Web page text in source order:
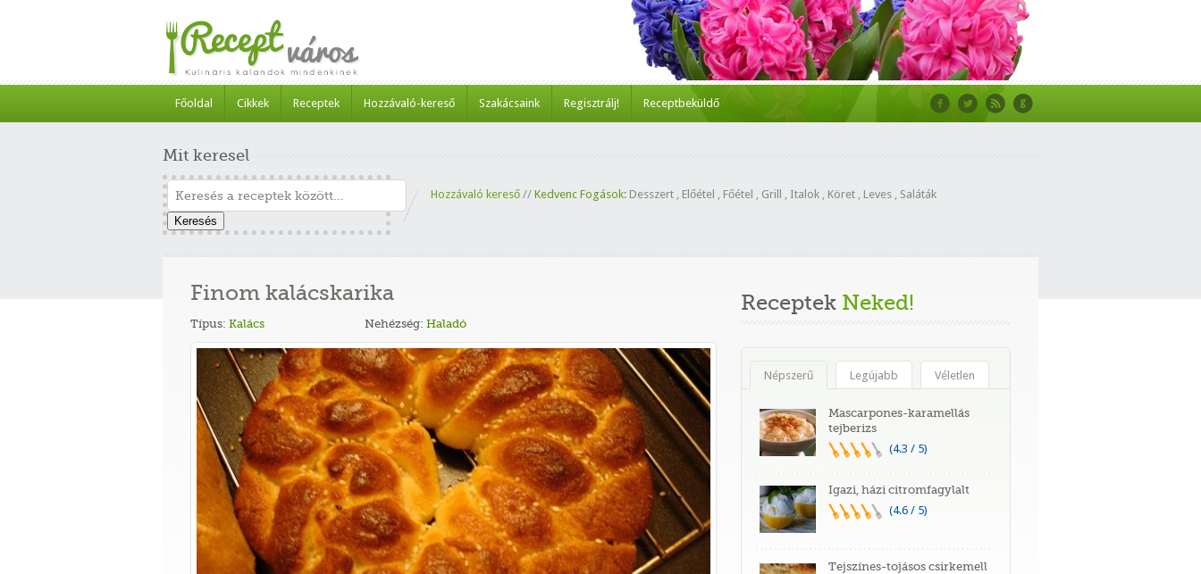
Főoldal Cikkek Receptek Hozzávaló-kereső Szakácsaink Regisztrálj! Receptbeküldő
Mit keresel
Keresés
Hozzávaló kereső // Kedvenc Fogások: Desszert , Előétel , Főétel , Grill , Italok , Köret , Leves , Saláták
Finom kalácskarika
Típus: Kalács Nehézség: Haladó
Receptek Neked!
Népszerű Legújabb Véletlen
Mascarpones-karamellás
tejberizs
(4.3 / 5)
Igazi, házi citromfagylalt
(4.6 / 5)
Tejszínes-tojásos csirkemell